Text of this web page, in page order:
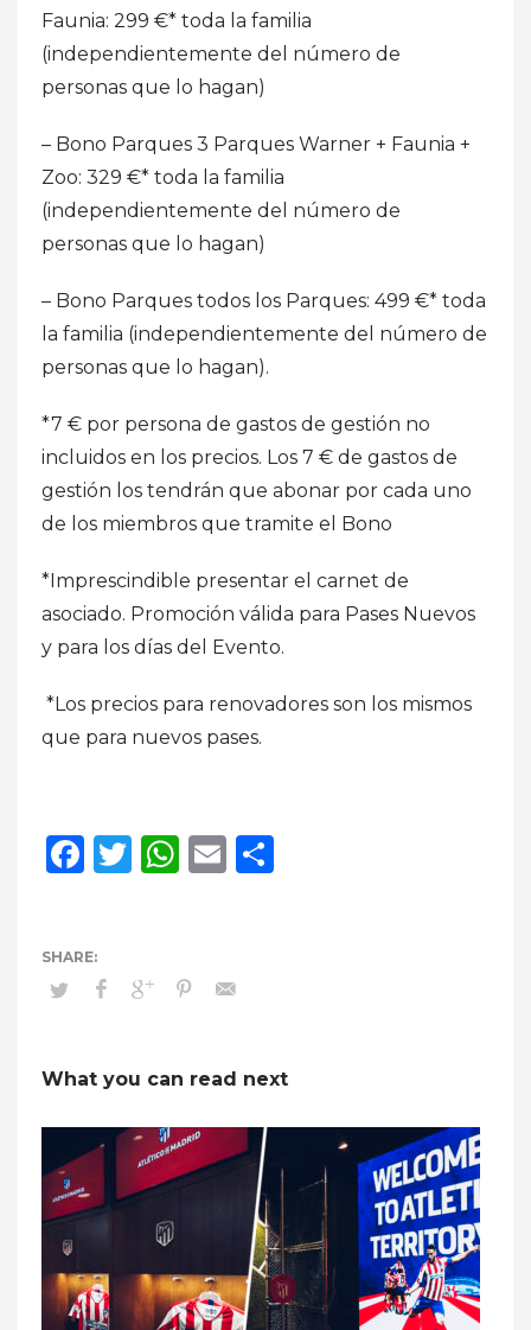
Faunia: 299 €* toda la familia
(independientemente del número de
personas que lo hagan)
– Bono Parques 3 Parques Warner + Faunia +
Zoo: 329 €* toda la familia
(independientemente del número de
personas que lo hagan)
– Bono Parques todos los Parques: 499 €* toda
la familia (independientemente del número de
personas que lo hagan).
*7 € por persona de gastos de gestión no
incluidos en los precios. Los 7 € de gastos de
gestión los tendrán que abonar por cada uno
de los miembros que tramite el Bono
*Imprescindible presentar el carnet de
asociado. Promoción válida para Pases Nuevos
y para los días del Evento.
*Los precios para renovadores son los mismos
que para nuevos pases.
Facebook
Twitter
WhatsApp
Email
What you can read next